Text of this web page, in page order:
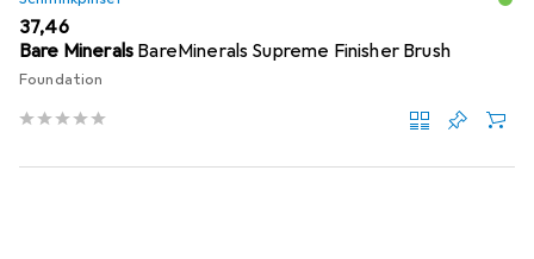
EUR
37,46
Bare Minerals BareMinerals Supreme Finisher Brush
Foundation